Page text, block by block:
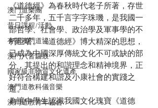
澳門道樂團
昔日課程/活動
有關澳門道協
澳門八音鑼鼓
國家級非物質文化遺產
澳門道教科儀音樂
澳門道教青年協會
《道德經》為春秋時代老子所著，存世
二千多年，五千言字字珠璣，是我國一
部哲學、社會學、政治學及軍事學的不
朽巨著。《道德經》博大精深的思想，
已成為中國深厚傳統文化不可或缺的部
分，其提出的和諧理念和精神境界，正
好符合構建和諧及小康社會的實踐之
道。
為讓中學生認識我國文化瑰寶《道德